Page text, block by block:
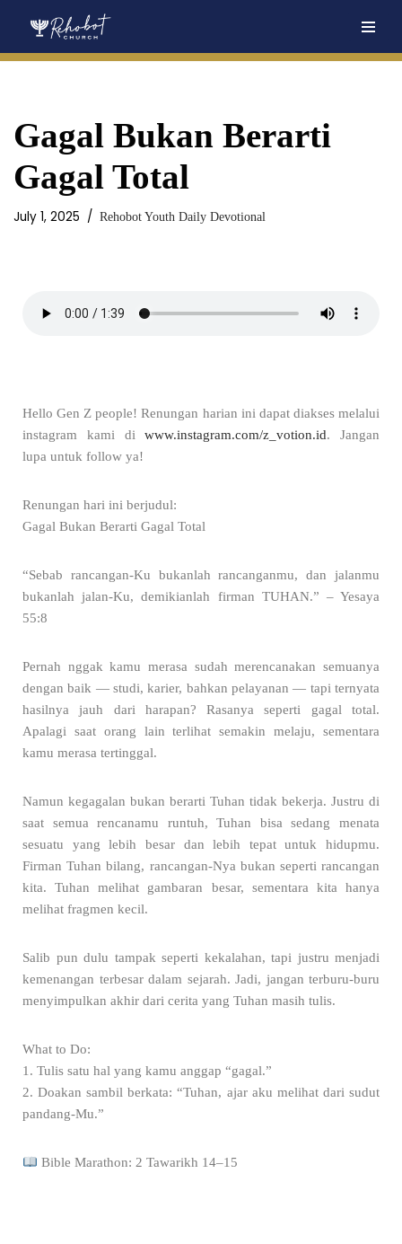
Gagal Bukan Berarti
Gagal Total
July 1, 2025 Rehobot Youth Daily Devotional
Hello Gen Z people! Renungan harian ini dapat diakses melalui
instagram kami diwww.instagram.com/z_votion.id. Jangan
lupa untuk follow ya!
Renungan hari ini berjudul:
Gagal Bukan Berarti Gagal Total
“Sebab rancangan-Ku bukanlah rancanganmu, dan jalanmu
bukanlah jalan-Ku, demikianlah firman TUHAN.” – Yesaya
55:8
Pernah nggak kamu merasa sudah merencanakan semuanya
dengan baik — studi, karier, bahkan pelayanan — tapi ternyata
hasilnya jauh dari harapan? Rasanya seperti gagal total.
Apalagi saat orang lain terlihat semakin melaju, sementara
kamu merasa tertinggal.
Namun kegagalan bukan berarti Tuhan tidak bekerja. Justru di
saat semua rencanamu runtuh, Tuhan bisa sedang menata
sesuatu yang lebih besar dan lebih tepat untuk hidupmu.
Firman Tuhan bilang, rancangan-Nya bukan seperti rancangan
kita. Tuhan melihat gambaran besar, sementara kita hanya
melihat fragmen kecil.
Salib pun dulu tampak seperti kekalahan, tapi justru menjadi
kemenangan terbesar dalam sejarah. Jadi, jangan terburu-buru
menyimpulkan akhir dari cerita yang Tuhan masih tulis.
What to Do:
1. Tulis satu hal yang kamu anggap “gagal.”
2. Doakan sambil berkata: “Tuhan, ajar aku melihat dari sudut
pandang-Mu.”
Bible Marathon: 2 Tawarikh 14–15